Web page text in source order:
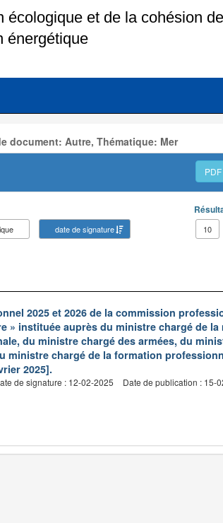
document: Autre, Thématique: Mer
PDF
date de signature
10
2025 et 2026 de la commission
» instituée auprès du ministre chargé de
du ministre chargé des armées, du
ministre chargé de la formation
2025].
de signature : 12-02-2025 Date de publication : 15-